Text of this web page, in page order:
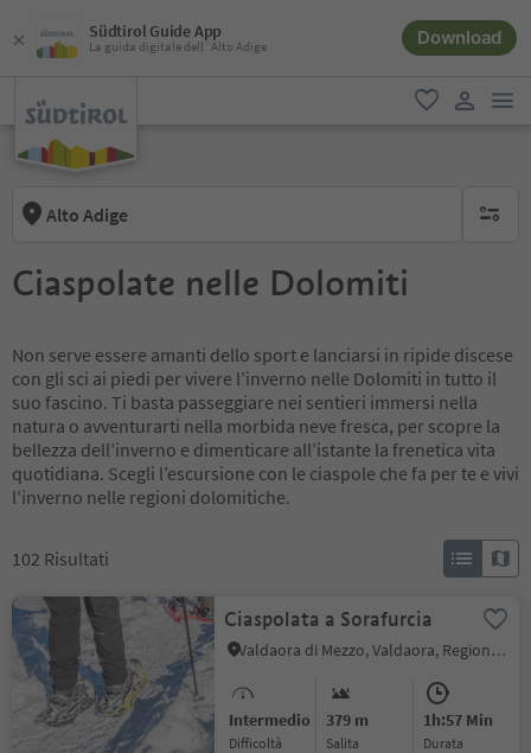
Südtirol Guide App
La guida digitale dell´Alto Adige Download
favoriti
Alto Adige
Ciaspolate nelle Dolomiti
Non serve essere amanti dello sport e lanciarsi in ripide discese
con gli sci ai piedi per vivere l’inverno nelle Dolomiti in tutto il
suo fascino. Ti basta passeggiare nei sentieri immersi nella
natura o avventurarti nella morbida neve fresca, per scopre la
bellezza dell’inverno e dimenticare all’istante la frenetica vita
quotidiana. Scegli l’escursione con le ciaspole che fa per te e vivi
l'inverno nelle regioni dolomitiche.
102 Risultati
Ciaspolata a Sorafurcia
Valdaora di Mezzo, Valdaora, Regione dolomitica Plan de Corones
Intermedio
Difficoltà
379 m
Salita
1h:57 Min
durata